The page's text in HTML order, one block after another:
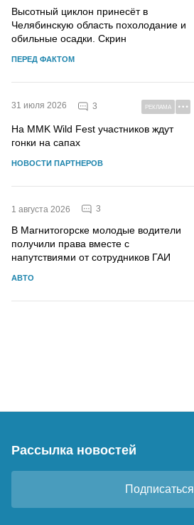
Высотный циклон принесёт в
Челябинскую область похолодание и
обильные осадки. Скрин
ПЕРЕД ФАКТОМ
31 июля 2026 3 РЕКЛАМА
На MMK Wild Fest участников ждут
гонки на сапах
НОВОСТИ ПАРТНЕРОВ
1 августа 2026 3
В Магнитогорске молодые водители
получили права вместе с
напутствиями от сотрудников ГАИ
АВТО
Рассылка новостей
Подписаться